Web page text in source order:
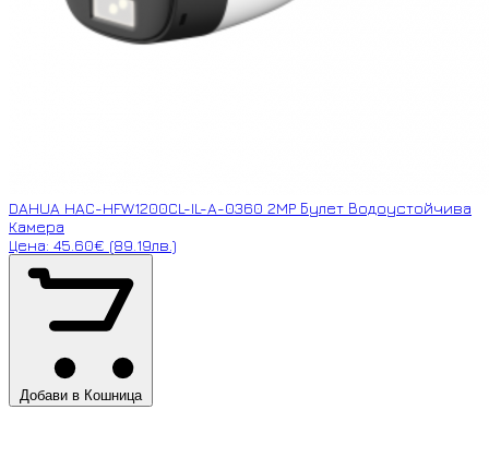
DAHUA HAC-HFW1200CL-IL-A-0360 2MP Булет Водоустойчива
Камера
Цена: 45.60€ (89.19лв.)
Добави в Кошница